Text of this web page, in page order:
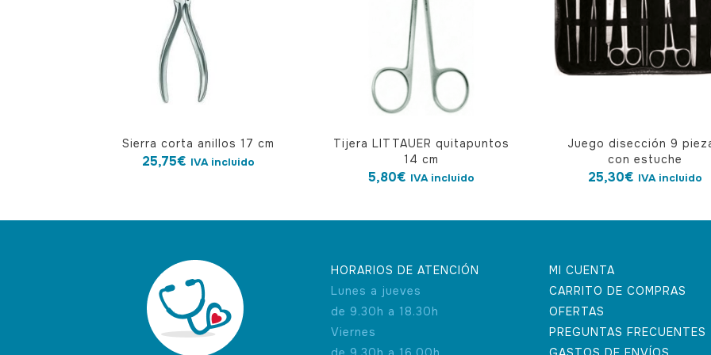
Sierra corta anillos 17 cm
25,75€ IVA incluido
Tijera LITTAUER quitapuntos
14 cm
5,80€ IVA incluido
Juego disección 9
con estuche
25,30€ IVA incluido
HORARIOS DE ATENCIÓN
Lunes a jueves
de 9.30h a 18.30h
Viernes
MI CUENTA
CARRITO DE COMPRAS
OFERTAS
PREGUNTAS FRECUENTES